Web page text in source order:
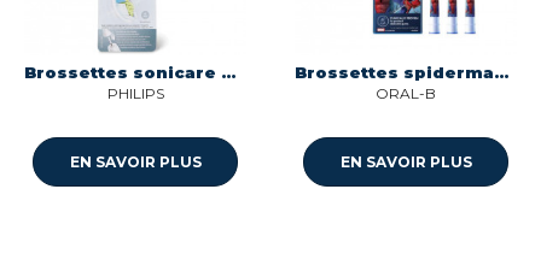
Brossettes sonicare white optimal white Philips HX6062/10
PHILIPS
EN SAVOIR PLUS
Brossettes spiderman x3 Oral-b 8006540805091
ORAL-B
EN SAVOIR PLUS